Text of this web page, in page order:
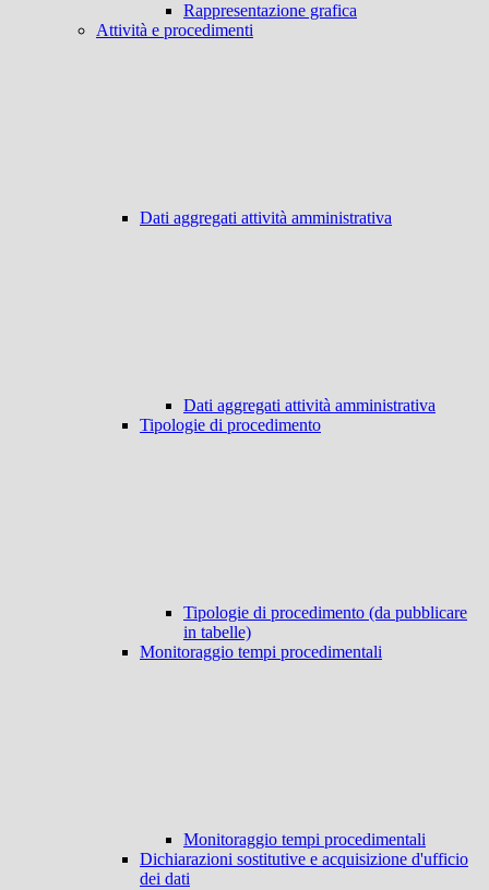
Rappresentazione grafica
Attività e procedimenti
Dati aggregati attività amministrativa
Dati aggregati attività amministrativa
Tipologie di procedimento
Tipologie di procedimento (da pubblicare
in tabelle)
Monitoraggio tempi procedimentali
Monitoraggio tempi procedimentali
Dichiarazioni sostitutive e acquisizione d'ufficio
dei dati